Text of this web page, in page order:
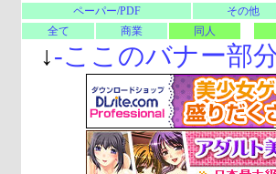
ペーパー/PDF
その他
全て
商業 同人
↓-ここのバナー部